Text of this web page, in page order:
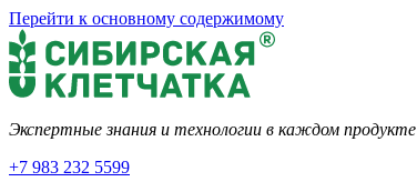
Перейти к основному содержимому
Экспертные знания и технологии в каждом продукте
+7 983 232 5599